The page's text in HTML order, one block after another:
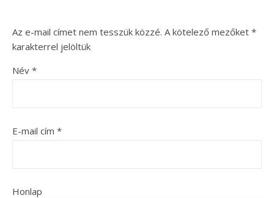
Az e-mail címet nem tesszük közzé. A kötelező mezőket *
karakterrel jelöltük
Név *
E-mail cím *
Honlap